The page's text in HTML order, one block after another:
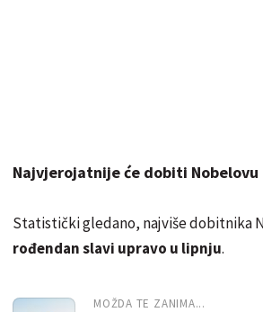
Najvjerojatnije će dobiti Nobelovu
Statistički gledano, najviše dobitnika
rođendan slavi upravo u lipnju.
MOŽDA TE ZANIMA...